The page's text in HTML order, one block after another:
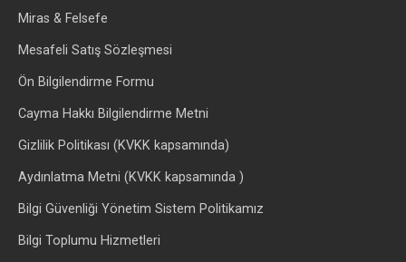
Miras & Felsefe
Mesafeli Satış Sözleşmesi
Ön Bilgilendirme Formu
Cayma Hakkı Bilgilendirme Metni
Gizlilik Politikası (KVKK kapsamında)
Aydınlatma Metni (KVKK kapsamında )
Bilgi Güvenliği Yönetim Sistem Politikamız
Bilgi Toplumu Hizmetleri